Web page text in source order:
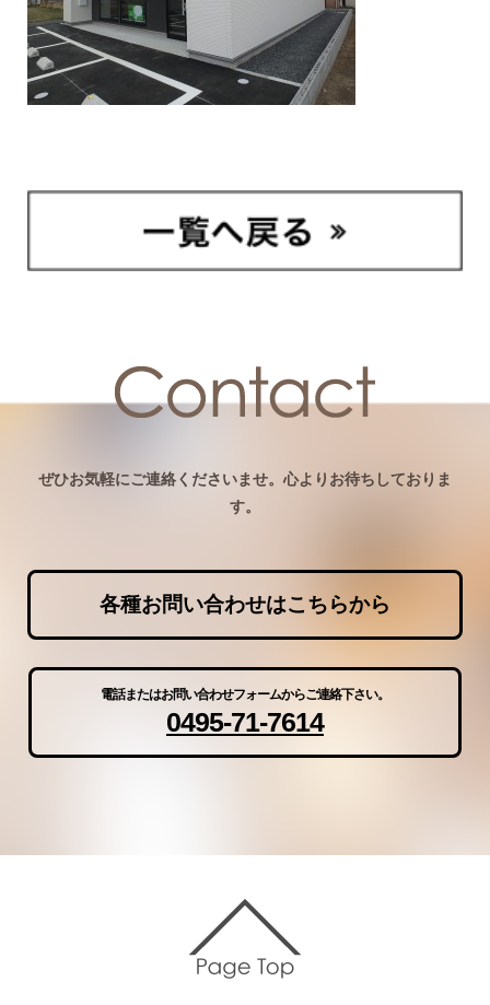
ぜひお気軽にご連絡くださいませ。心よりお待ちしておりま
す。
各種お問い合わせはこちらから
電話またはお問い合わせフォームからご連絡下さい。
0495-71-7614